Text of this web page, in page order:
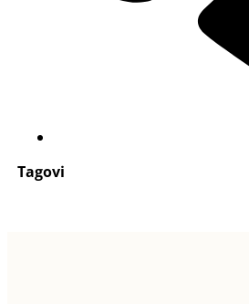
Tagovi